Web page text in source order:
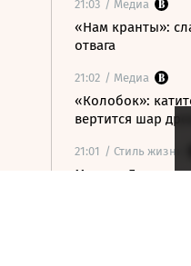
21:03 / Медиа
«Нам кранты»:
отвага
21:02 / Медиа
«Колобок»:
вертится шар
21:01 / Стиль жизни
Марина